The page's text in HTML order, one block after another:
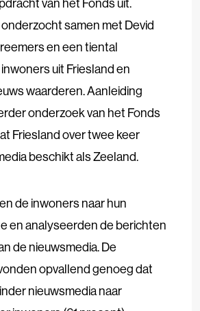
samen met Devid
en een tiental
uit Friesland en
waarderen. Aanleiding
onderzoek van het Fonds
Friesland over twee keer
beschikt als Zeeland.
de inwoners naar hun
en analyseerden de berichten
de nieuwsmedia. De
opvallend genoeg dat
nieuwsmedia naar